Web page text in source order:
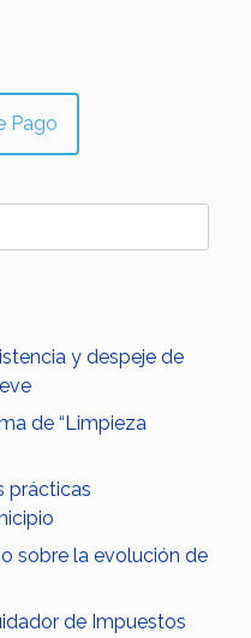
Pago
y despeje de
de “Limpieza
prácticas
sobre la evolución de
de Impuestos